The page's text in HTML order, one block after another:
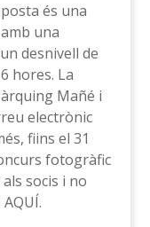
és una
una
desnivell de
hores. La
Mañé i
electrònic
fiins el 31
fotogràfic
socis i no